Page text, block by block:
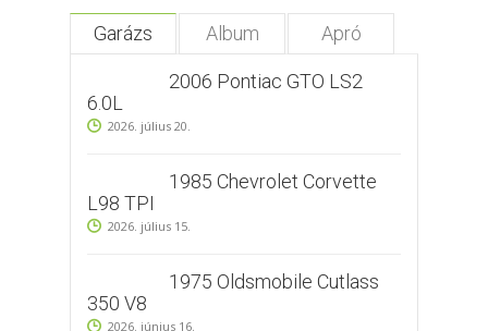
Garázs Album Apró
2006 Pontiac GTO LS2
6.0L
2026. július 20.
1985 Chevrolet Corvette
L98 TPI
2026. július 15.
1975 Oldsmobile Cutlass
350 V8
2026. június 16.